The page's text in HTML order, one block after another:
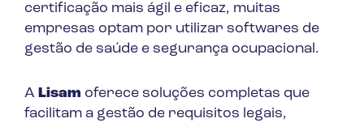
certificação mais ágil e eficaz, muitas
empresas optam por utilizar softwares de
gestão de saúde e segurança ocupacional.
A Lisam oferece soluções completas que
facilitam a gestão de requisitos legais,